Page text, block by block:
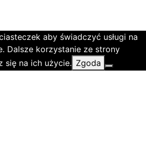
aby świadczyć usługi na
Dalsze korzystanie ze strony
się na ich użycie. Zgoda